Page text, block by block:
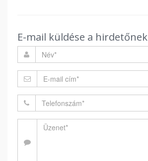
E-mail küldése a hirdetőnek